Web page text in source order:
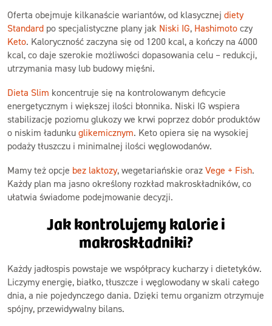
Oferta obejmuje kilkanaście wariantów, od klasycznej diety
Standard po specjalistyczne plany jak Niski IG, Hashimoto czy
Keto. Kaloryczność zaczyna się od 1200 kcal, a kończy na 4000
kcal, co daje szerokie możliwości dopasowania celu – redukcji,
utrzymania masy lub budowy mięśni.
Dieta Slim koncentruje się na kontrolowanym deficycie
energetycznym i większej ilości błonnika. Niski IG wspiera
stabilizację poziomu glukozy we krwi poprzez dobór produktów
o niskim ładunku glikemicznym. Keto opiera się na wysokiej
podaży tłuszczu i minimalnej ilości węglowodanów.
Mamy też opcje bez laktozy, wegetariańskie oraz Vege + Fish.
Każdy plan ma jasno określony rozkład makroskładników, co
ułatwia świadome podejmowanie decyzji.
Jak kontrolujemy kalorie i
makroskładniki?
Każdy jadłospis powstaje we współpracy kucharzy i dietetyków.
Liczymy energię, białko, tłuszcze i węglowodany w skali całego
dnia, a nie pojedynczego dania. Dzięki temu organizm otrzymuje
spójny, przewidywalny bilans.